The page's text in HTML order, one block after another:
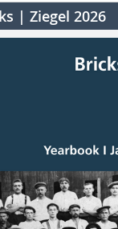
| Ziegel 2026